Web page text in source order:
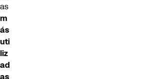
as
m
ás
uti
liz
ad
as